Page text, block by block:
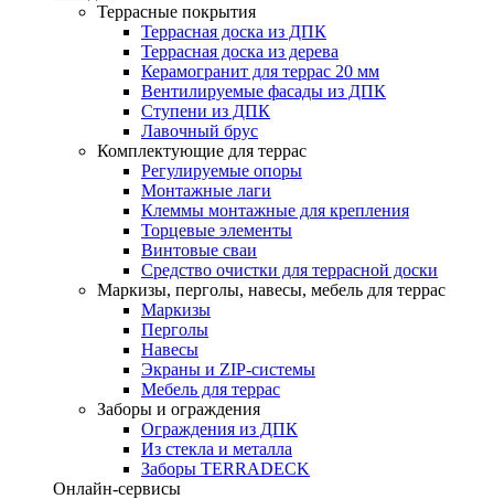
Террасные покрытия
Террасная доска из ДПК
Террасная доска из дерева
Керамогранит для террас 20 мм
Вентилируемые фасады из ДПК
Ступени из ДПК
Лавочный брус
Комплектующие для террас
Регулируемые опоры
Монтажные лаги
Клеммы монтажные для крепления
Торцевые элементы
Винтовые сваи
Средство очистки для террасной доски
Маркизы, перголы, навесы, мебель для террас
Маркизы
Перголы
Навесы
Экраны и ZIP-системы
Мебель для террас
Заборы и ограждения
Ограждения из ДПК
Из стекла и металла
Заборы TERRADECK
Онлайн-сервисы